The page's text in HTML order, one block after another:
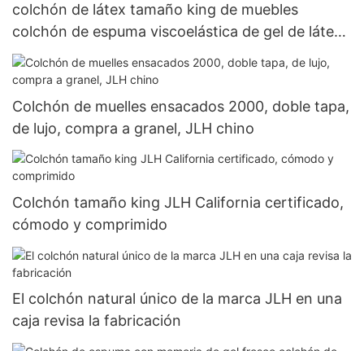
colchón de látex tamaño king de muebles
colchón de espuma viscoelástica de gel de látex
empresa de látex
Colchón de muelles ensacados 2000, doble tapa,
de lujo, compra a granel, JLH chino
Colchón tamaño king JLH California certificado,
cómodo y comprimido
El colchón natural único de la marca JLH en una
caja revisa la fabricación